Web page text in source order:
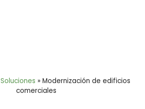
Soluciones » Modernización de edificios
comerciales